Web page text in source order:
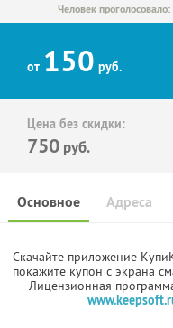
Человек проголосовало:
от 150 руб.
Цена без скидки:
750 руб.
Основное Адреса
Скачайте приложение
покажите купон с экрана
Лицензионная